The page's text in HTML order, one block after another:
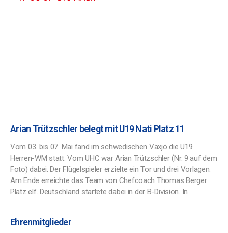
Arian Trützschler belegt mit U19 Nati Platz 11
Vom 03. bis 07. Mai fand im schwedischen Växjö die U19
Herren-WM statt. Vom UHC war Arian Trützschler (Nr. 9 auf dem
Foto) dabei. Der Flügelspieler erzielte ein Tor und drei Vorlagen.
Am Ende erreichte das Team von Chefcoach Thomas Berger
Platz elf. Deutschland startete dabei in der B-Division. In
Ehrenmitglieder